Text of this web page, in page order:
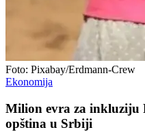
Foto: Pixabay/Erdmann-Crew
Ekonomija
Milion evra za inkluziju
opština u Srbiji